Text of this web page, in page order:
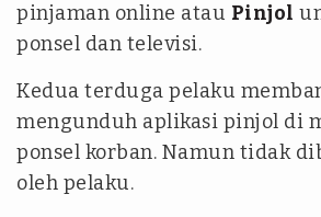
pinjaman online atau Pinjol
ponsel dan televisi.
Kedua terduga pelaku
mengunduh aplikasi pinjol di
ponsel korban. Namun tidak
oleh pelaku.